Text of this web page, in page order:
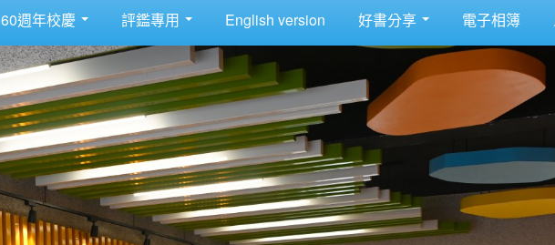
60週年校慶 評鑑專用 English version 好書分享 電子相簿